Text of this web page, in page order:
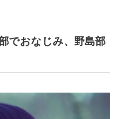
でおなじみ、野島部